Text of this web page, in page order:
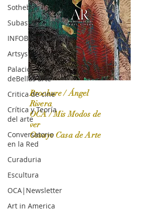
Sotheby's
Subasta
INFOBAE|AMERICA
Artsys
Palacio
deBellas arte
Critica de cine
Crítica y Teoría
del arte
Conversatorio
en la Red
Curaduria
Escultura
OCA|Newsletter
Art in America
OCA|News 31 / Marzo-Abril / 2024
Brochure / Ángel
Rivera
OCA / Mis Modos de
ver
Ossaye Casa de Arte